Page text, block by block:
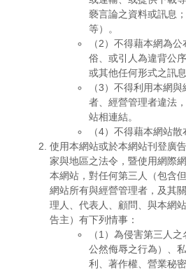
褻言論之資料或訊息
等）。
（2）不得藉本網為
俗、或引人為違背公
或其他任何形式之訊息
（3）不得利用本網
者、經營管理者違法
站相連結。
（4）不得藉本網站散
使用本網站或於本網站刊登廣
家與地區之法令，暨使用網際
本網站，對任何第三人（包含
網站所有與經營管理者，及其
理人、代表人、顧問、與本網
告主）有下列情事：
（1）為侵害第三人
公然侮辱之行為）、
利、著作權、營業秘